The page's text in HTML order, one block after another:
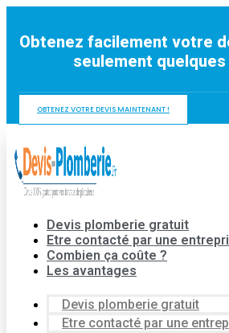
contenu
Obtenez facilement votre
seulement
OBTENEZ VOTRE DEVIS MAINTENANT !
Devis plomberie gratuit
Etre contacté par une
Combien ça coûte ?
Les avantages
Devis plomberie gratuit
Etre contacté par une